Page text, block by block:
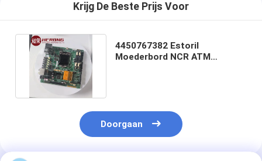
Krijg De Beste Prijs Voor
4450767382 Estoril
Moederbord NCR ATM
Doorgaan